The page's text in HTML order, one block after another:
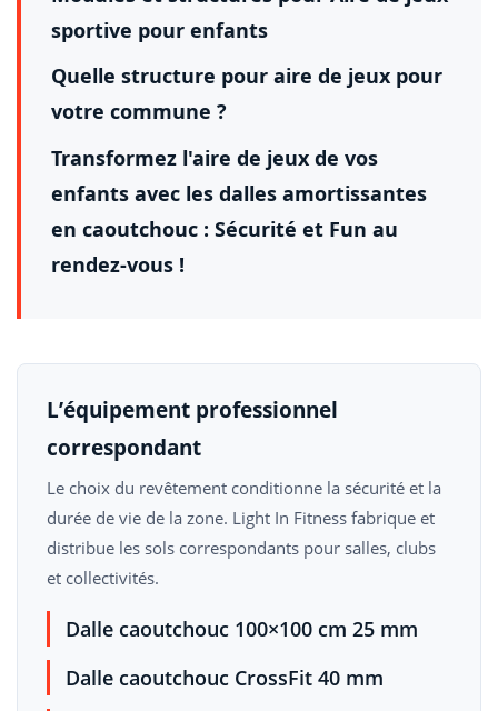
sportive pour enfants
Quelle structure pour aire de jeux pour
votre commune ?
Transformez l'aire de jeux de vos
enfants avec les dalles amortissantes
en caoutchouc : Sécurité et Fun au
rendez-vous !
L’équipement professionnel
correspondant
Le choix du revêtement conditionne la sécurité et la
durée de vie de la zone. Light In Fitness fabrique et
distribue les sols correspondants pour salles, clubs
et collectivités.
Dalle caoutchouc 100×100 cm 25 mm
Dalle caoutchouc CrossFit 40 mm